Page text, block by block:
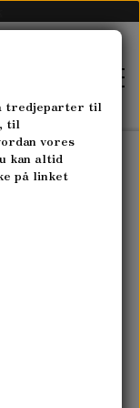
lækre og
stunder,
i
unikke med
og har dem på
allerede på
tredjeparter til
til
vores
kan altid
på linket